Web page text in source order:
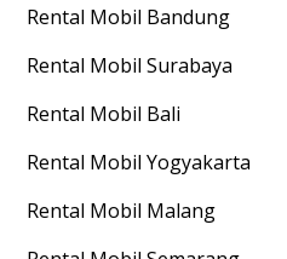
Rental Mobil Bandung
Rental Mobil Surabaya
Rental Mobil Bali
Rental Mobil Yogyakarta
Rental Mobil Malang